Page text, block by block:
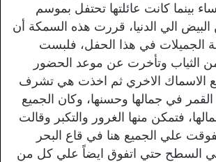
بينما كانت عائلتها تحتفل بموسم
الي الدنيا، قررت هذه السمكة أن
الجميلات في هذا الحفل، فلبست
الثياب وتأخرت عن موعد الحضور
الاسماك الاخري ثم اخذت هي تشرف
القمر في جمالها وحسنها، وكان الجميع
فتمكن منها الغرور والتكبر وقالت
علي الجميع هنا في قاع البحر
السطح حتي اتفوق ايضاً علي كل من